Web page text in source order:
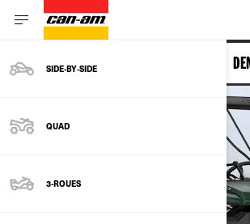
SIDE‑BY‑SIDE
QUAD
3-ROUES
TRAXTER